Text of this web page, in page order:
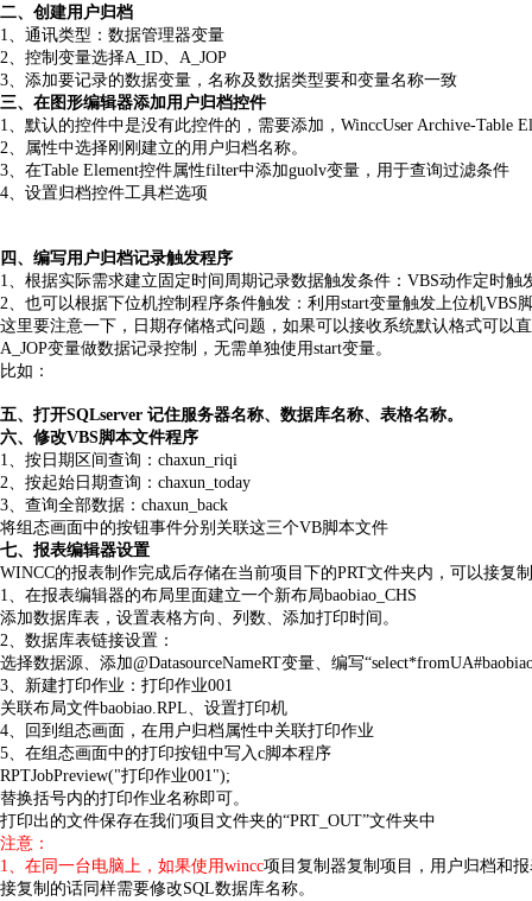
二、创建用户归档
1、通讯类型：数据管理器变量
2、控制变量选择A_ID、A_JOP
3、添加要记录的数据变量，名称及数据类型要和变量名称一致
三、在图形编辑器添加用户归档控件
1、默认的控件中是没有此控件的，需要添加，WinccUser Archive-Table
2、属性中选择刚刚建立的用户归档名称。
3、在Table Element控件属性filter中添加guolv变量，用于查询过滤条件
4、设置归档控件工具栏选项
四、编写用户归档记录触发程序
1、根据实际需求建立固定时间周期记录数据触发条件：VBS动作定时触
2、也可以根据下位机控制程序条件触发：利用start变量触发上位机VBS
这里要注意一下，日期存储格式问题，如果可以接收系统默认格式可以
A_JOP变量做数据记录控制，无需单独使用start变量。
比如：
五、打开SQLserver 记住服务器名称、数据库名称、表格名称。
六、修改VBS脚本文件程序
1、按日期区间查询：chaxun_riqi
2、按起始日期查询：chaxun_today
3、查询全部数据：chaxun_back
将组态画面中的按钮事件分别关联这三个VB脚本文件
七、报表编辑器设置
WINCC的报表制作完成后存储在当前项目下的PRT文件夹内，可以接复
1、在报表编辑器的布局里面建立一个新布局baobiao_CHS
添加数据库表，设置表格方向、列数、添加打印时间。
2、数据库表链接设置：
选择数据源、添加@DatasourceNameRT变量、编写
3、新建打印作业：打印作业001
关联布局文件baobiao.RPL、设置打印机
4、回到组态画面，在用户归档属性中关联打印作业
5、在组态画面中的打印按钮中写入c脚本程序
RPTJobPreview("打印作业001");
替换括号内的打印作业名称即可。
打印出的文件保存在我们项目文件夹的“PRT_OUT”文件夹中
注意：
1、在同一台电脑上，如果使用wincc项目复制器复制项目，用户归档和
接复制的话同样需要修改SQL数据库名称。